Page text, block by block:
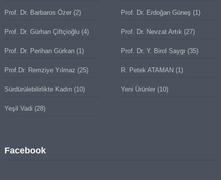
Prof. Dr. Barbaros Özer(2) Prof. Dr. Erdoğan Güneş (1)
Prof. Dr. Gürhan Çiftçioğlu(4) Prof. Dr. Nevzat Artık (27)
Prof. Dr. Perihan Gürkan(1) Prof. Dr. Y. Birol Saygı (35)
Prof.Dr. Remziye Yılmaz (25) R. Petek ATAMAN (1)
Sürdürülebilirlikte Kadın(10) Yeni Ürünler (10)
Yeşil Vadi (28)
Facebook